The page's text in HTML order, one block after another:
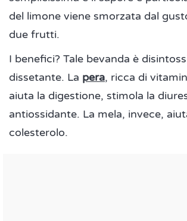
del limone viene smorzata dal
due frutti.
I benefici? Tale bevanda è
dissetante. La pera, ricca di
aiuta la digestione, stimola la
antiossidante. La mela, invece,
colesterolo.